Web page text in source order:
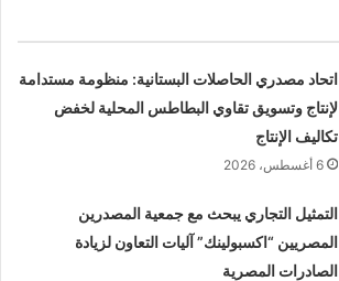
اتحاد مصدري الحاصلات البستانية: منظومة مستدامة
لإنتاج وتسويق تقاوي البطاطس المحلية لخفض
تكاليف الإنتاج
6 أغسطس، 2026
التمثيل التجاري يبحث مع جمعية المصدرين
المصريين “اكسبولينك” آليات التعاون لزيادة
الصادرات المصرية